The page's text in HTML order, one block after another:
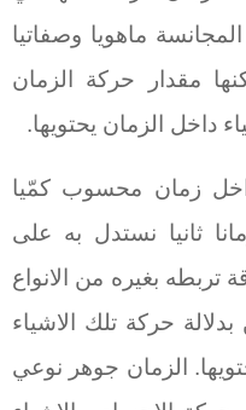
ماهويا وصفاتيا
مقدار حركة الزمان
داخل الزمان يحتويها.
زمان محسوب كمّيا
ثانيا نستدل به على
تربطه بغيره من الانواع
حركة تلك الاشياء
الزمان جوهر نوعي